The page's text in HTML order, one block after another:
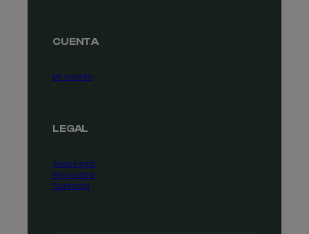
CUENTA
Mi Cuenta
LEGAL
Aviso Legal
Privacidad
Contacta